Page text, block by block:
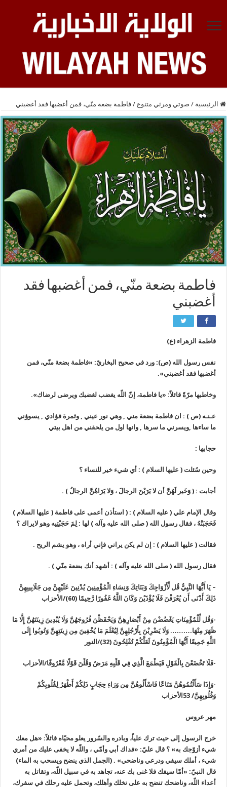
الرئيسية / صوتي ومرئي متنوع / فاطمة بضعة منّي، فمن أغضبها فقد أغضبني
فاطمة بضعة منّي، فمن أغضبها فقد
أغضبني
فاطمة الزهراء (ع)
نفس رسول الله (ص): ورد في صحيح البخاريّ: «فاطمة بضعة منّي، فمن
أغضبها فقد أغضبني».
وخاطبها مرّةً قائلاً: «يا فاطمة، إنّ اللّه يغضب لغضبك ويرضى لرضاك».‏‏
عـنـه (ص ) : ان فاطمة بضعة مني , وهي نور عيني , وثمرة فؤادي , يسوؤني
ما ساءها ,ويسرني ما سرها , وانها اول من يلحقني من اهل بيتي‏‏
حجابها :‏‏
وحين سُئلت ( عليها السلام ) : أي شيء خير للنساء ؟‏‏
أجابت : ( وَخَير لَهُنَّ أن لا يَرَيْنَ الرجالَ ، وَلا يَرَاهُنَّ الرجالُ ) .‏‏
وقال الإمام علي ( عليه السلام ) : ( استأذن أعمى على فاطمة ( عليها السلام )
فَحَجَبَتْهُ ، فقال رسول الله ( صلى الله عليه وآله ) لها : لِمَ حَجَبْتِيه وهو لايراك ؟‏‏
فقالت ( عليها السلام ) : إن لم يكن يراني فإني أراه ، وهو يشم الريح .‏‏
فقال رسول الله ( صلى الله عليه وآله ) : أشهد أنك بضعة منّي ) .‏‏
– يَا أَيُّهَا النَّبِيُّ قُل لِّأَزْوَاجِكَ وَبَنَاتِكَ وَنِسَاءِ الْمُؤْمِنِينَ يُدْنِينَ عَلَيْهِنَّ مِن جَلَابِيبِهِنَّ
ذَلِكَ أَدْنَى أَن يُعْرَفْنَ فَلَا يُؤْذَيْنَ وَكَانَ اللَّهُ غَفُورًا رَّحِيمًا (60)/الأحزاب‏‏
-وَقُل لِّلْمُؤْمِنَاتِ يَغْضُضْنَ مِنْ أَبْصَارِهِنَّ وَيَحْفَظْنَ فُرُوجَهُنَّ وَلَا يُبْدِينَ زِينَتَهُنَّ إِلَّا مَا
ظَهَرَ مِنْهَا………. وَلَا يَضْرِبْنَ بِأَرْجُلِهِنَّ لِيُعْلَمَ مَا يُخْفِينَ مِن زِينَتِهِنَّ وَتُوبُوا إِلَى
اللَّهِ جَمِيعًا أَيُّهَا الْمُؤْمِنُونَ لَعَلَّكُمْ تُفْلِحُونَ (32)/النور‏‏
-فَلَا تَخْضَعْنَ بِالْقَوْلِ فَيَطْمَعَ الَّذِي فِي قَلْبِهِ مَرَضٌ وَقُلْنَ قَوْلًا مَّعْرُوفًا/الأحزاب‏‏
-وَإِذَا سَأَلْتُمُوهُنَّ مَتَاعًا فَاسْأَلُوهُنَّ مِن وَرَاءِ حِجَابٍ ذَلِكُمْ أَطْهَرُ لِقُلُوبِكُمْ
وَقُلُوبِهِنَّ/ 53الأحزاب‏‏
مهر عروس‏‏
خرج الرسول إلى حيث ترك علياً، وبادره والسّرور يعلو محيّاه قائلاً: «هل معك
شيء أزوّجك به» ؟ قال عليّ: «فداك أبي وأمّي ، واللّه لا يخفى عليك من أمري
شيء ، أملك سيفي ودرعي وناضحي» . (الجمل الذي ينضح ويسحب به الماء)
قال النبيّ: «أمّا سيفك فلا غنى بك عنه، تجاهد به في سبيل اللّه، وتقاتل به
أعداء اللّه، وناضحك تنضح به على نخلك وأهلك، وتحمل عليه رحلك في سفرك،